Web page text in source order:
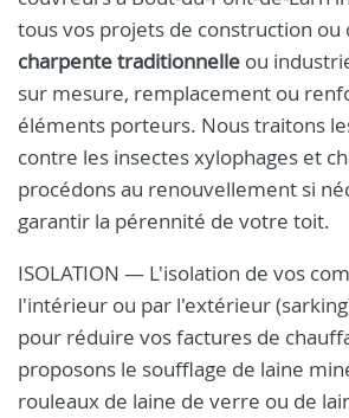
tous vos projets de construction ou
charpente traditionnelle ou
sur mesure, remplacement ou
éléments porteurs. Nous traitons
contre les insectes xylophages et
procédons au renouvellement si
garantir la pérennité de votre toit.
ISOLATION — L'isolation de vos
l'intérieur ou par l'extérieur
pour réduire vos factures de
proposons le soufflage de laine
rouleaux de laine de verre ou de